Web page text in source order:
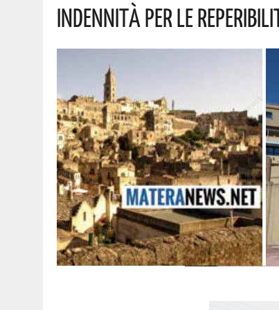
6 AGOSTO 2026 A FERRANDINA NUOVE ROTONDE E SPARTITRAFFICO PER
Indennità Per Le